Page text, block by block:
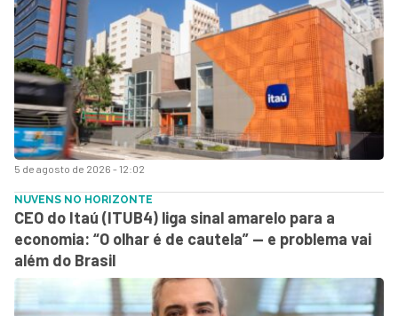
5 de agosto de 2026 - 12:02
NUVENS NO HORIZONTE
CEO do Itaú (ITUB4) liga sinal amarelo para a
economia: “O olhar é de cautela” — e problema vai
além do Brasil